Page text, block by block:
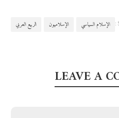
الإسلام السياسي الإسلاميون الربيع العربي
LEAVE A